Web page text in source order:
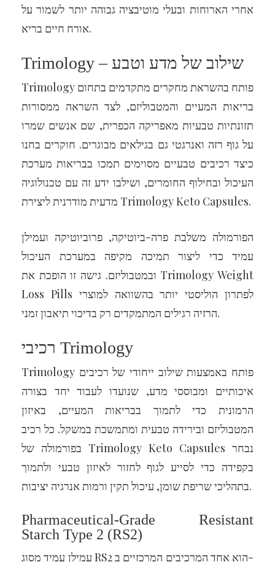
אחרי הארוחות ובעלי מוטיבציה גבוהה יותר לשמור על
אורח חיים בריא.
Trimology – שילוב של מדע וטבע
Trimology פותח בהשראת מחקרים מתקדמים בתחום
בריאות המעיים והמטבוליזם, לצד השראה ממסורות
תזונתיות טבעיות מאפריקה הכפרית, שם אנשים שמרו
על גוף רזה ואנרגטי גם בגילאים מבוגרים. חוקרים בחנו
כיצד רכיבים טבעיים מסוימים תמכו בבריאות מערכת
העיכול ובחילוף החומרים, ושילבו ידע זה עם טכנולוגיה
מדעית מודרנית ליצירת Trimology Keto Capsules.
הפורמולה משלבת פרה-ביוטיקה, פרוביוטיקה ועמילן
עמיד כדי ליצור תמיכה מקיפה במערכת העיכול
ובמטבוליזם. גישה זו הופכת את Trimology Weight
Loss Pills לפתרון הוליסטי יותר בהשוואה למוצרי
הרזיה רגילים המתמקדים רק בדיכוי תיאבון זמני.
רכיבי Trimology
Trimology פותח באמצעות שילוב ייחודי של רכיבים
איכותיים ומבוססי מדע, שנועדו לעבוד יחד בצורה
הרמונית כדי לתמוך בבריאות המעיים, באיזון
המטבוליזם ובירידה טבעית ומתמשכת במשקל. כל רכיב
בפורמולה של Trimology Keto Capsules נבחר
בקפידה כדי לסייע לגוף לחזור לאיזון טבעי ולתמוך
בתהליכי שריפת שומן, עיכול תקין ורמות אנרגיה יציבות.
Pharmaceutical-Grade Resistant
Starch Type 2 (RS2)
עמילן עמיד מסוג RS2 הוא אחד המרכיבים המרכזיים ב-